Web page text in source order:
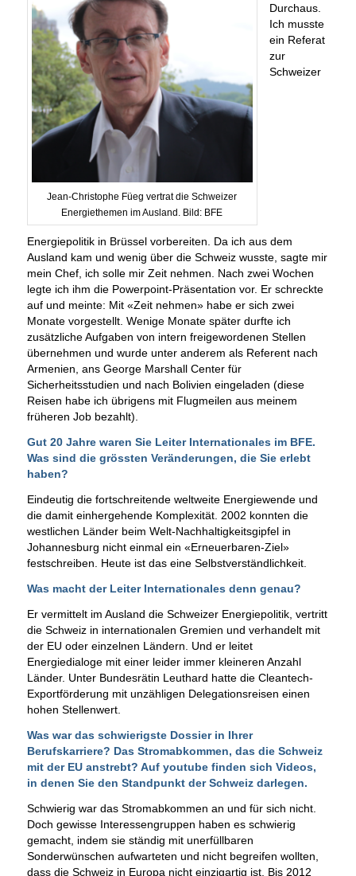
Jean-Christophe Füeg vertrat die Schweizer
Energiethemen im Ausland. Bild: BFE
Durchaus.
Ich musste
ein Referat
zur
Schweizer
Energiepolitik in Brüssel vorbereiten. Da ich aus dem
Ausland kam und wenig über die Schweiz wusste, sagte mir
mein Chef, ich solle mir Zeit nehmen. Nach zwei Wochen
legte ich ihm die Powerpoint-Präsentation vor. Er schreckte
auf und meinte: Mit «Zeit nehmen» habe er sich zwei
Monate vorgestellt. Wenige Monate später durfte ich
zusätzliche Aufgaben von intern freigewordenen Stellen
übernehmen und wurde unter anderem als Referent nach
Armenien, ans George Marshall Center für
Sicherheitsstudien und nach Bolivien eingeladen (diese
Reisen habe ich übrigens mit Flugmeilen aus meinem
früheren Job bezahlt).
Gut 20 Jahre waren Sie Leiter Internationales im BFE.
Was sind die grössten Veränderungen, die Sie erlebt
haben?
Eindeutig die fortschreitende weltweite Energiewende und
die damit einhergehende Komplexität. 2002 konnten die
westlichen Länder beim Welt-Nachhaltigkeitsgipfel in
Johannesburg nicht einmal ein «Erneuerbaren-Ziel»
festschreiben. Heute ist das eine Selbstverständlichkeit.
Was macht der Leiter Internationales denn genau?
Er vermittelt im Ausland die Schweizer Energiepolitik, vertritt
die Schweiz in internationalen Gremien und verhandelt mit
der EU oder einzelnen Ländern. Und er leitet
Energiedialoge mit einer leider immer kleineren Anzahl
Länder. Unter Bundesrätin Leuthard hatte die Cleantech-
Exportförderung mit unzähligen Delegationsreisen einen
hohen Stellenwert.
Was war das schwierigste Dossier in Ihrer
Berufskarriere? Das Stromabkommen, das die Schweiz
mit der EU anstrebt? Auf youtube finden sich Videos,
in denen Sie den Standpunkt der Schweiz darlegen.
Schwierig war das Stromabkommen an und für sich nicht.
Doch gewisse Interessengruppen haben es schwierig
gemacht, indem sie ständig mit unerfüllbaren
Sonderwünschen aufwarteten und nicht begreifen wollten,
dass die Schweiz in Europa nicht einzigartig ist. Bis 2012